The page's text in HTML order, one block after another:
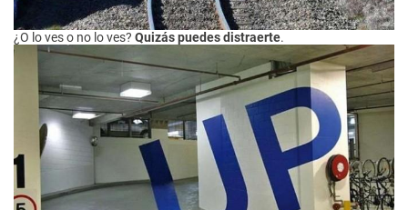
¿O lo ves o no lo ves? Quizás puedes distraerte.